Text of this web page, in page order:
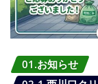
01.お知らせ